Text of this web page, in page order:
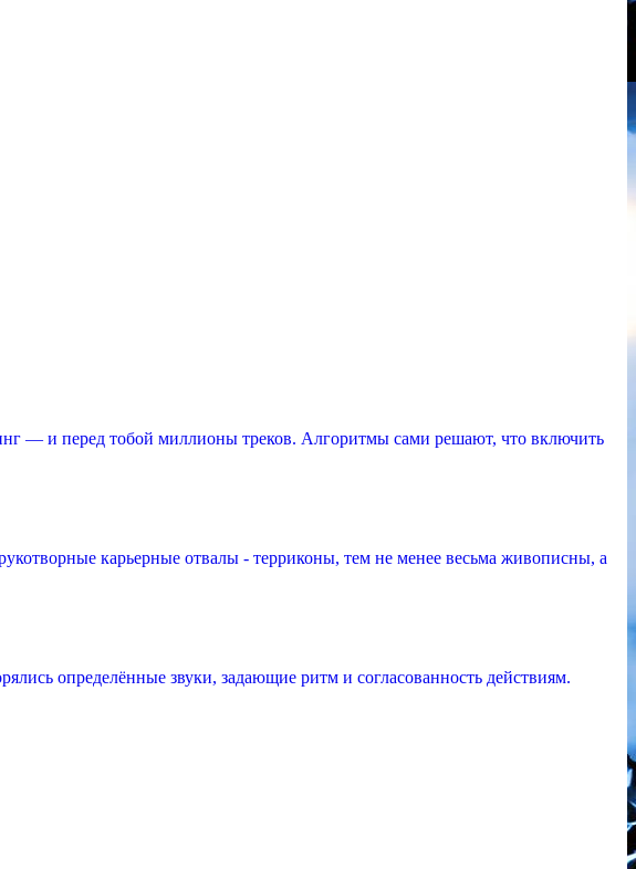
— и перед тобой миллионы треков. Алгоритмы сами решают, что включить
карьерные отвалы - терриконы, тем не менее весьма живописны, а
определённые звуки, задающие ритм и согласованность действиям.